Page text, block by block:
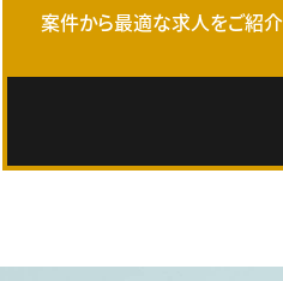
案件から最適な求人をご紹介